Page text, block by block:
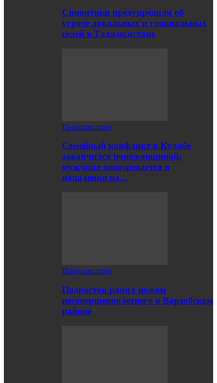
Синоптики предупредили об
угрозе локальных и гляциальных
селей в Таджикистане
Происшествия
Семейный конфликт в Кулябе
закончился поножовщиной:
мужчина подозревается в
нападении на…
Происшествия
Подросток ранил ножом
несовершеннолетнего в Варзобском
районе